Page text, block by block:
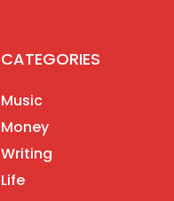
CATEGORIES
Music
Money
Writing
Life